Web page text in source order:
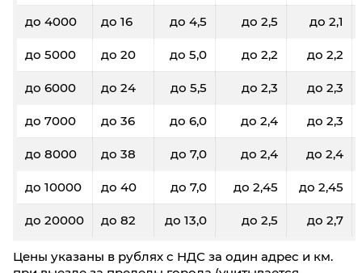
до 4000 до 16 до 4,5 до 2,5 до 2,1
до 5000 до 20 до 5,0 до 2,2 до 2,2
до 6000 до 24 до 5,5 до 2,3 до 2,3
до 7000 до 36 до 6,0 до 2,4 до 2,3
до 8000 до 38 до 7,0 до 2,4 до 2,4
до 10000 до 40 до 7,0 до 2,45 до 2,45
до 20000 до 82 до 13,0 до 2,5 до 2,7
Цены указаны в рублях с НДС за один адрес и км.